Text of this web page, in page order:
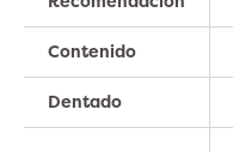
Contenido
Dentado